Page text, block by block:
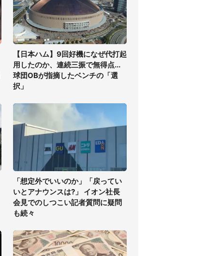
【日本ハム】9回好機になぜ代打起
用したのか、連続三振で無得点...
球団OBが指摘したベンチの「選
択」
「想定外でいいのか」「戻ってい
いとアナウンスは?」 イオン社長
会見でのしつこい記者質問に疑問
も続々